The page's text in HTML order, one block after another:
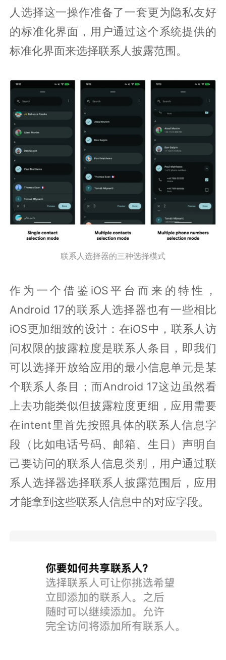
人选择这一操作准备了一套更为隐私友好
的标准化界面，用户通过这个系统提供的
标准化界面来选择联系人披露范围。
联系人选择器的三种选择模式
作为一个借鉴iOS平台而来的特性，
Android 17的联系人选择器也有一些相比
iOS更加细致的设计：在iOS中，联系人访
问权限的披露粒度是联系人条目，即我们
可以选择开放给应用的最小信息单元是某
个联系人条目；而Android 17这边虽然看
上去功能类似但披露粒度更细，应用需要
在intent里首先按照具体的联系人信息字
段（比如电话号码、邮箱、生日）声明自
己要访问的联系人信息类别，用户通过联
系人选择器选择联系人披露范围后，应用
才能拿到这些联系人信息中的对应字段。